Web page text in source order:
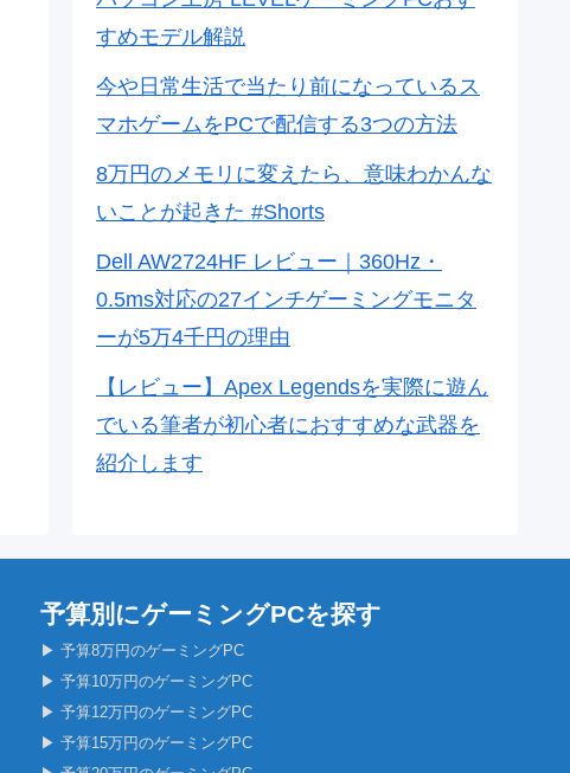
すめモデル解説
今や日常生活で当たり前になっているス
マホゲームをPCで配信する3つの方法
8万円のメモリに変えたら、意味わかんな
いことが起きた #Shorts
Dell AW2724HF レビュー｜360Hz・
0.5ms対応の27インチゲーミングモニタ
ーが5万4千円の理由
【レビュー】Apex Legendsを実際に遊ん
でいる筆者が初心者におすすめな武器を
紹介します
予算別にゲーミングPCを探す
▶ 予算8万円のゲーミングPC
▶ 予算10万円のゲーミングPC
▶ 予算12万円のゲーミングPC
▶ 予算15万円のゲーミングPC